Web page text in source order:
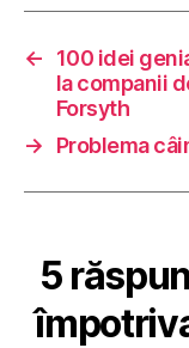
←
100 idei
la companii
Forsyth
→
Problema
5